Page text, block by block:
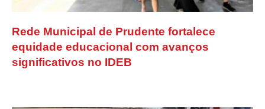
Rede Municipal de Prudente fortalece
equidade educacional com avanços
significativos no IDEB